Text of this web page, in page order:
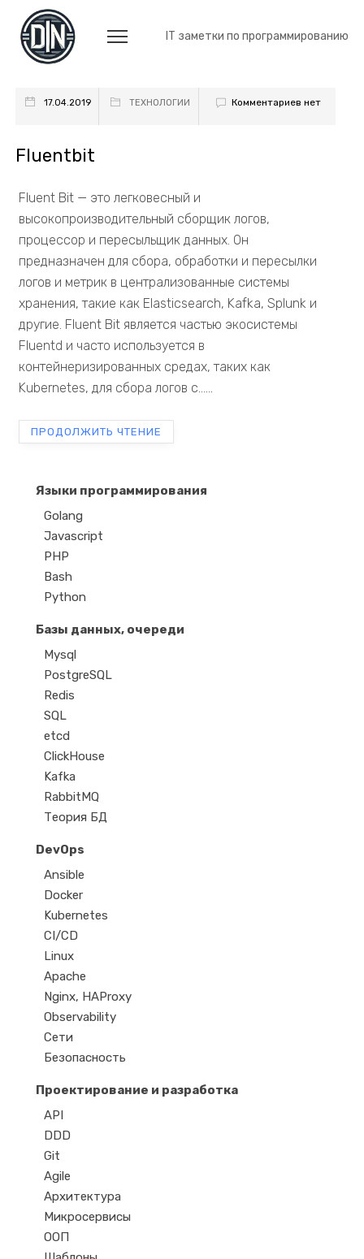
IT заметки по программированию
17.04.2019 ТЕХНОЛОГИИ Комментариев нет
Fluentbit
Fluent Bit — это легковесный и
высокопроизводительный сборщик логов,
процессор и пересыльщик данных. Он
предназначен для сбора, обработки и пересылки
логов и метрик в централизованные системы
хранения, такие как Elasticsearch, Kafka, Splunk и
другие. Fluent Bit является частью экосистемы
Fluentd и часто используется в
контейнеризированных средах, таких как
Kubernetes, для сбора логов с......
ПРОДОЛЖИТЬ ЧТЕНИЕ
Языки программирования
Golang
Javascript
PHP
Bash
Python
Базы данных, очереди
Mysql
PostgreSQL
Redis
SQL
etcd
ClickHouse
Kafka
RabbitMQ
Теория БД
DevOps
Ansible
Docker
Kubernetes
CI/CD
Linux
Apache
Nginx, HAProxy
Observability
Сети
Безопасность
Проектирование и разработка
API
DDD
Git
Agile
Архитектура
Микросервисы
ООП